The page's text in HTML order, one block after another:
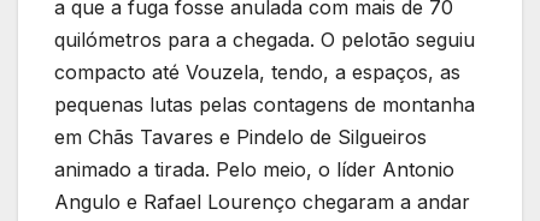
a que a fuga fosse anulada com mais de 70
quilómetros para a chegada. O pelotão seguiu
compacto até Vouzela, tendo, a espaços, as
pequenas lutas pelas contagens de montanha
em Chãs Tavares e Pindelo de Silgueiros
animado a tirada. Pelo meio, o líder Antonio
Angulo e Rafael Lourenço chegaram a andar